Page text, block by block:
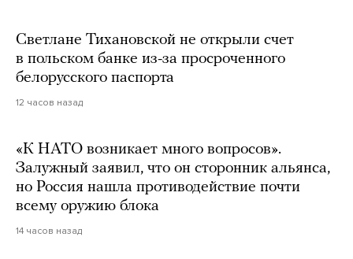
Светлане Тихановской не открыли счет
в польском банке из-за просроченного
белорусского паспорта
12 часов назад
«К НАТО возникает много вопросов».
Залужный заявил, что он сторонник альянса,
но Россия нашла противодействие почти
всему оружию блока
14 часов назад